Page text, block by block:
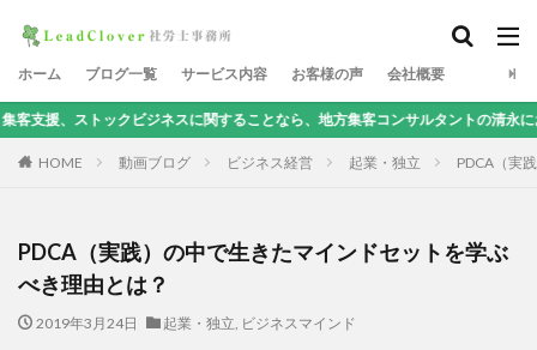
ホーム ブログ一覧 サービス内容 お客様の声 会社概要
クビジネスに関することなら、地方集客コンサルタントの清永にお任せを！
HOME 動画ブログ ビジネス経営 起業・独立 PDCA（実
PDCA（実践）の中で生きたマインドセットを学ぶ
べき理由とは？
2019年3月24日 起業・独立, ビジネスマインド